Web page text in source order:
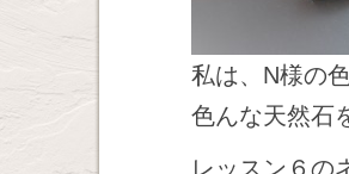
私は、N様の
色んな天然石
レッスン６の